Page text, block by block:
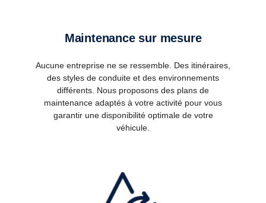
Maintenance sur mesure
Aucune entreprise ne se ressemble. Des itinéraires,
des styles de conduite et des environnements
différents. Nous proposons des plans de
maintenance adaptés à votre activité pour vous
garantir une disponibilité optimale de votre
véhicule.